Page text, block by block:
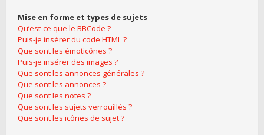
Mise en forme et types de sujets
Qu’est-ce que le BBCode ?
Puis-je insérer du code HTML ?
Que sont les émoticônes ?
Puis-je insérer des images ?
Que sont les annonces générales ?
Que sont les annonces ?
Que sont les notes ?
Que sont les sujets verrouillés ?
Que sont les icônes de sujet ?